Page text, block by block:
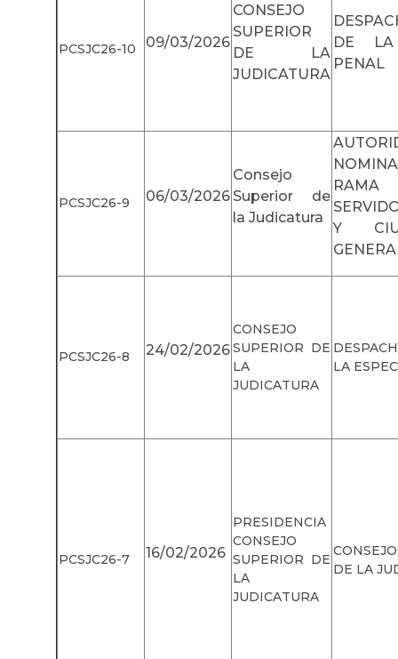
PCSJC26-10 09/03/2026
CONSEJO
SUPERIOR
DE LA
JUDICATURA
DE LA
PENAL
PCSJC26-9 06/03/2026
Consejo
Superior de
la Judicatura
Y
PCSJC26-8 24/02/2026
CONSEJO
SUPERIOR DE
LA
JUDICATURA
LA
PCSJC26-7 16/02/2026
PRESIDENCIA
CONSEJO
SUPERIOR DE
LA
JUDICATURA
DE LA